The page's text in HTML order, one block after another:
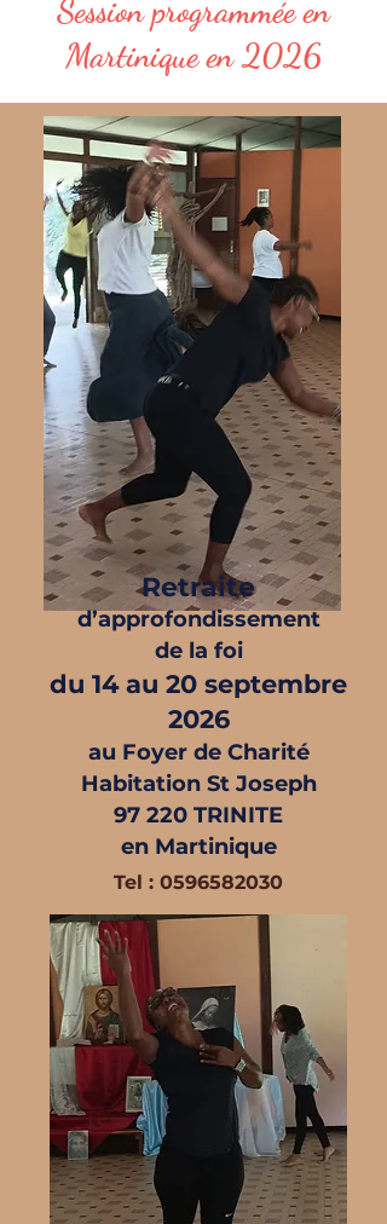
Session programmée en
Martinique en 2026
Retraite
d’approfondissement
de la foi
du 14 au 20 septembre
2026
au Foyer de Charité
Habitation St Joseph
97 220 TRINITE
en Martinique
Tel : 0596582030